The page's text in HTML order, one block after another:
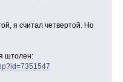
я считал четвертой. Но
штолен: